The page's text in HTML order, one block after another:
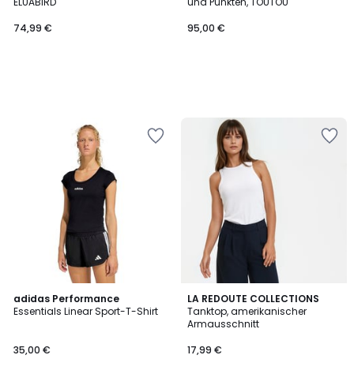
74,99 €
95,00 €
adidas Performance
Essentials Linear Sport-T-Shirt
35,00 €
4,1
/ 5
LA REDOUTE COLLECTIONS
Tanktop, amerikanischer
Armausschnitt
17,99 €
4,7
/ 5
2
Farben